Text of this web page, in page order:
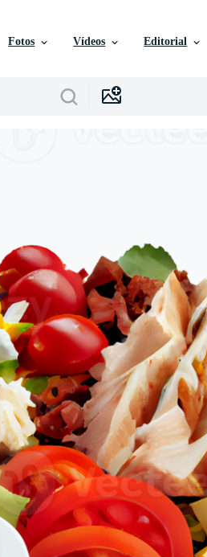
Fotos Vídeos Editorial